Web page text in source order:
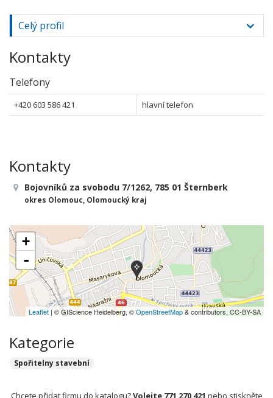
Celý profil
Kontakty
Telefony
+420 603 586 421 hlavní telefon
Kontakty
Bojovníků za svobodu 7/1262, 785 01 Šternberk
okres Olomouc, Olomoucký kraj
+
-
Leaflet | © GIScience Heidelberg, ©OpenStreetMap& contributors, CC-BY-SA
Kategorie
Spořitelny stavební
Chcete přidat firmu do katalogu?Volejte 771 270 421 nebo stiskněte